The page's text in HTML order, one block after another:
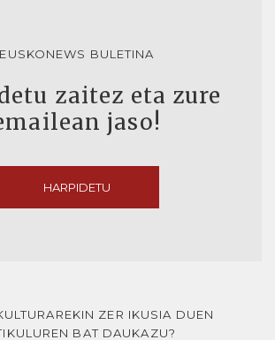
EUSKONEWS BULETINA
zaitez eta zure
jaso!
HARPIDETU
ZER IKUSIA DUEN
BAT DAUKAZU?